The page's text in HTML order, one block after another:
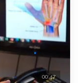
00:47